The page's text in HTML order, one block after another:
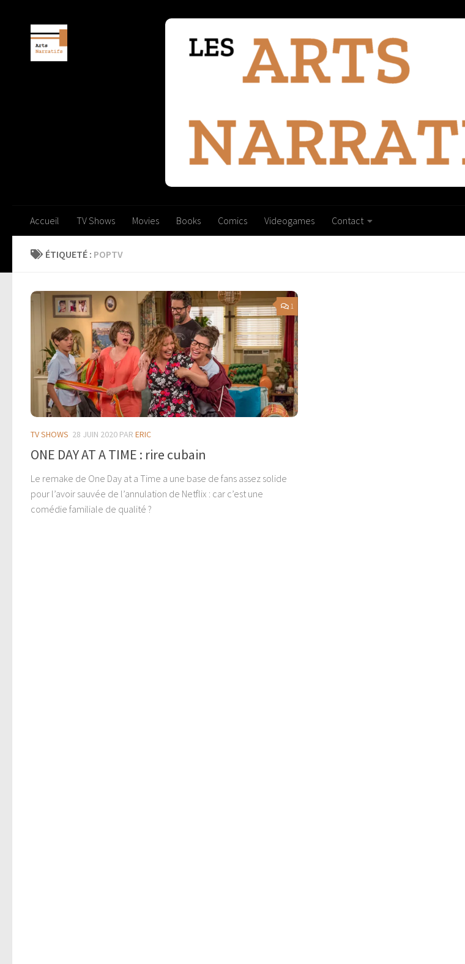
Accueil TV Shows Movies Books Comics Videogames Contact
ÉTIQUETÉ : POPTV
1
TV SHOWS 28 JUIN 2020 PAR ERIC
ONE DAY AT A TIME : rire cubain
Le remake de One Day at a Time a une base de fans assez solide
pour l’avoir sauvée de l’annulation de Netflix : car c’est une
comédie familiale de qualité ?